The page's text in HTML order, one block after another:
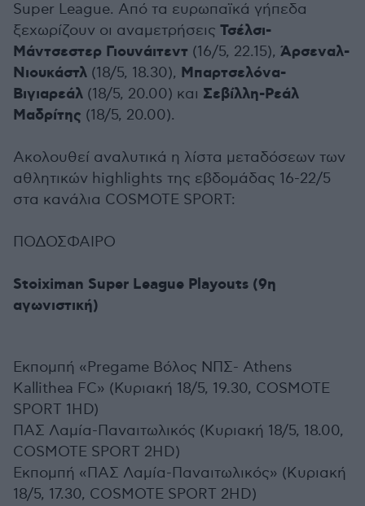
Super League. Από τα ευρωπαϊκά γήπεδα
ξεχωρίζουν οι αναμετρήσεις Τσέλσι-
Μάντσεστερ Γιουνάιτεντ (16/5, 22.15), Άρσεναλ-
Νιουκάστλ (18/5, 18.30), Μπαρτσελόνα-
Βιγιαρεάλ (18/5, 20.00) και Σεβίλλη-Ρεάλ
Μαδρίτης (18/5, 20.00).
Ακολουθεί αναλυτικά η λίστα μεταδόσεων των
αθλητικών highlights της εβδομάδας 16-22/5
στα κανάλια COSMOTE SPORT:
ΠΟΔΟΣΦΑΙΡΟ
Stoiximan Super League Playouts (9η
αγωνιστική)
Εκπομπή «Pregame Βόλος ΝΠΣ- Athens
Kallithea FC» (Κυριακή 18/5, 19.30, COSMOTE
SPORT 1HD)
ΠΑΣ Λαμία-Παναιτωλικός (Kυριακή 18/5, 18.00,
COSMOTE SPORT 2HD)
Εκπομπή «ΠΑΣ Λαμία-Παναιτωλικός» (Kυριακή
18/5, 17.30, COSMOTE SPORT 2HD)